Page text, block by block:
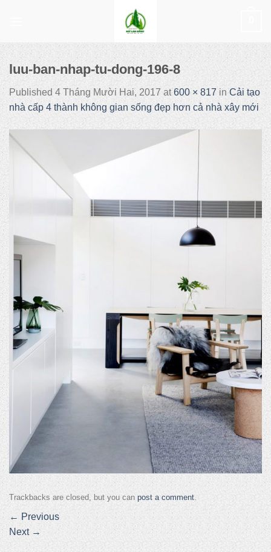
luu-ban-nhap-tu-dong-196-8
Published 4 Tháng Mười Hai, 2017 at600 × 817 inCải tạo
nhà cấp 4 thành không gian sống đẹp hơn cả nhà xây mới
Trackbacks are closed, but you can post a comment.
← Previous
Next →